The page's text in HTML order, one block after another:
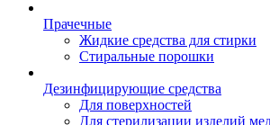
Прачечные
Жидкие средства для стирки
Стиральные порошки
Дезинфицирующие средства
Для поверхностей
Для стерилизации изделий